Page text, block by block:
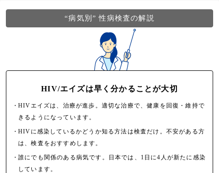
“病気別” 性病検査の解説
HIV/エイズは早く分かることが大切
・HIVエイズは、治療が進歩。適切な治療で、健康を回復・維持で
きるようになっています。
・HIVに感染しているかどうか知る方法は検査だけ。不安がある方
は、検査をおすすめします。
・誰にでも関係のある病気です。日本では、1日に4人が新たに感染
しています。